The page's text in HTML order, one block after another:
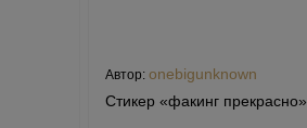
Автор: onebigunknown
Стикер «факинг прекрасно»